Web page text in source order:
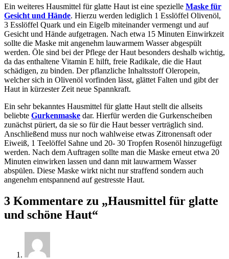
Ein weiteres Hausmittel für glatte Haut ist eine spezielle Maske für
Gesicht und Hände. Hierzu werden lediglich 1 Esslöffel Olivenöl,
3 Esslöffel Quark und ein Eigelb miteinander vermengt und auf
Gesicht und Hände aufgetragen. Nach etwa 15 Minuten Einwirkzeit
sollte die Maske mit angenehm lauwarmem Wasser abgespült
werden. Öle sind bei der Pflege der Haut besonders deshalb wichtig,
da das enthaltene Vitamin E hilft, freie Radikale, die die Haut
schädigen, zu binden. Der pflanzliche Inhaltsstoff Oleropein,
welcher sich in Olivenöl vorfinden lässt, glättet Falten und gibt der
Haut in kürzester Zeit neue Spannkraft.
Ein sehr bekanntes Hausmittel für glatte Haut stellt die allseits
beliebte Gurkenmaske dar. Hierfür werden die Gurkenscheiben
zunächst püriert, da sie so für die Haut besser verträglich sind.
Anschließend muss nur noch wahlweise etwas Zitronensaft oder
Eiweiß, 1 Teelöffel Sahne und 20- 30 Tropfen Rosenöl hinzugefügt
werden. Nach dem Auftragen sollte man die Maske erneut etwa 20
Minuten einwirken lassen und dann mit lauwarmem Wasser
abspülen. Diese Maske wirkt nicht nur straffend sondern auch
angenehm entspannend auf gestresste Haut.
3 Kommentare zu „Hausmittel für glatte
und schöne Haut“